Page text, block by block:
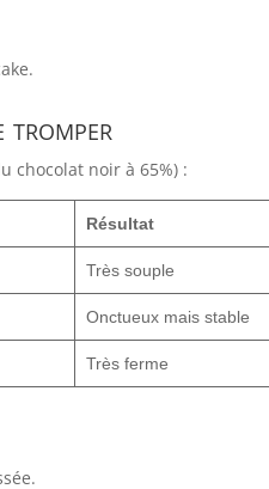
tromper
chocolat noir à 65%) :
Résultat
Très souple
Onctueux mais stable
Très ferme